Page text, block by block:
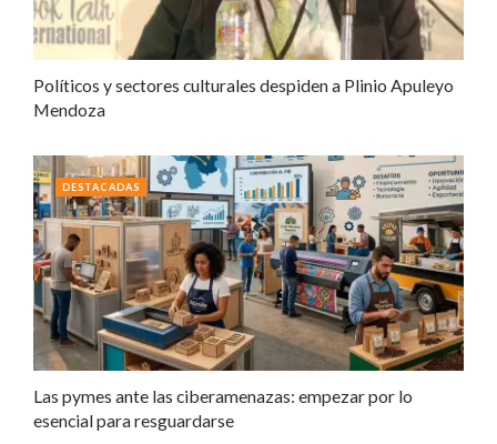
Políticos y sectores culturales despiden a Plinio Apuleyo
Mendoza
Las pymes ante las ciberamenazas: empezar por lo
esencial para resguardarse
DESTACADAS